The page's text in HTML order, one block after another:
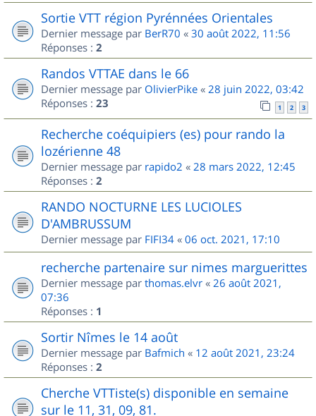
Sortie VTT région Pyrénnées Orientales
Dernier message par BerR70 « 30 août 2022, 11:56
Réponses : 2
Randos VTTAE dans le 66
Dernier message par OlivierPike « 28 juin 2022, 03:42
Réponses : 23 1 2 3
Recherche coéquipiers (es) pour rando la
lozérienne 48
Dernier message par rapido2 « 28 mars 2022, 12:45
Réponses : 2
RANDO NOCTURNE LES LUCIOLES
D'AMBRUSSUM
Dernier message par FIFI34 « 06 oct. 2021, 17:10
recherche partenaire sur nimes marguerittes
Dernier message par thomas.elvr « 26 août 2021,
07:36
Réponses : 1
Sortir Nîmes le 14 août
Dernier message par Bafmich « 12 août 2021, 23:24
Réponses : 2
Cherche VTTiste(s) disponible en semaine
sur le 11, 31, 09, 81.